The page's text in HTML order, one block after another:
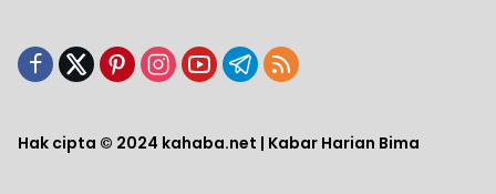
Hak cipta © 2024 kahaba.net | Kabar Harian Bima